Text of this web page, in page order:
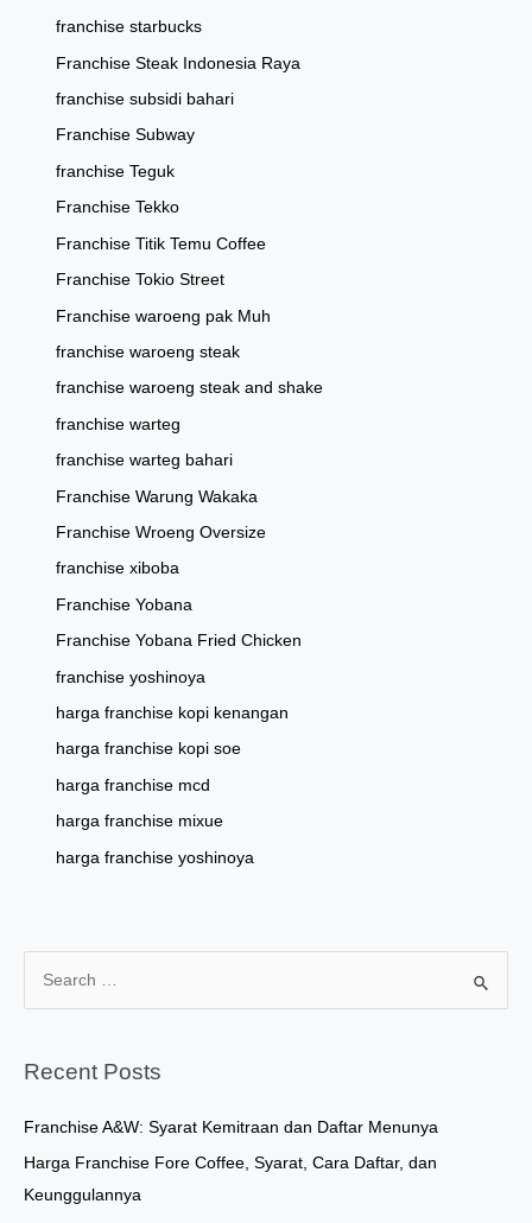
franchise starbucks
Franchise Steak Indonesia Raya
franchise subsidi bahari
Franchise Subway
franchise Teguk
Franchise Tekko
Franchise Titik Temu Coffee
Franchise Tokio Street
Franchise waroeng pak Muh
franchise waroeng steak
franchise waroeng steak and shake
franchise warteg
franchise warteg bahari
Franchise Warung Wakaka
Franchise Wroeng Oversize
franchise xiboba
Franchise Yobana
Franchise Yobana Fried Chicken
franchise yoshinoya
harga franchise kopi kenangan
harga franchise kopi soe
harga franchise mcd
harga franchise mixue
harga franchise yoshinoya
r
h
f
o
Recent Posts
Franchise A&W: Syarat Kemitraan dan Daftar Menunya
Harga Franchise Fore Coffee, Syarat, Cara Daftar, dan
Keunggulannya